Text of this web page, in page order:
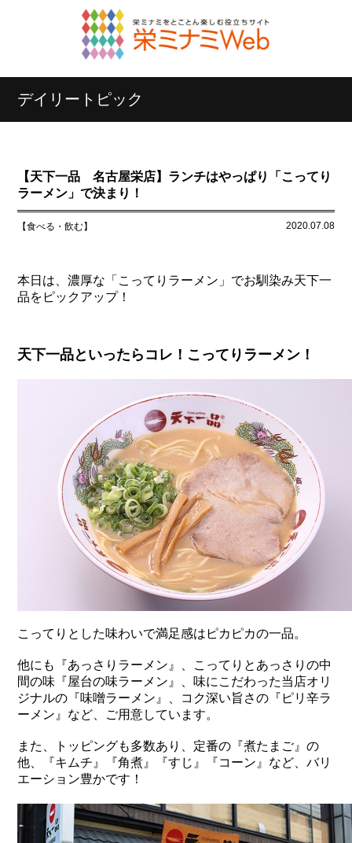
デイリートピック
【天下一品 名古屋栄店】ランチはやっぱり「こってり
ラーメン」で決まり！
【食べる・飲む】 2020.07.08
本日は、濃厚な「こってりラーメン」でお馴染み天下一
品をピックアップ！
天下一品といったらコレ！こってりラーメン！
こってりとした味わいで満足感はピカピカの一品。
他にも『あっさりラーメン』、こってりとあっさりの中
間の味『屋台の味ラーメン』、味にこだわった当店オリ
ジナルの『味噌ラーメン』、コク深い旨さの『ピリ辛ラ
ーメン』など、ご用意しています。
また、トッピングも多数あり、定番の『煮たまご』の
他、『キムチ』『角煮』『すじ』『コーン』など、バリ
エーション豊かです！